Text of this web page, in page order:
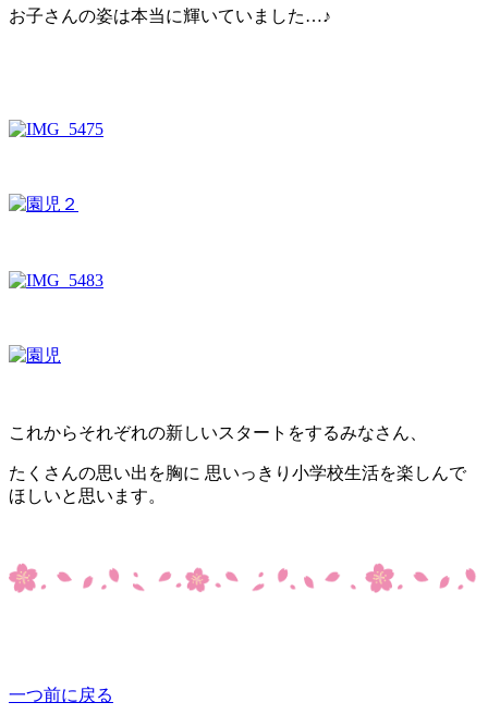
お子さんの姿は本当に輝いていました…♪
これからそれぞれの新しいスタートをするみなさん、
たくさんの思い出を胸に 思いっきり小学校生活を楽しんで
ほしいと思います。
一つ前に戻る